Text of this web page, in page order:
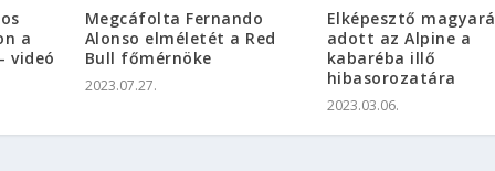
a
videó
Megcáfolta Fernando
Alonso elméletét a Red
Bull főmérnöke
2023.07.27.
Elképesztő
adott az Alpine a
kabaréba illő
hibasorozatára
2023.03.06.